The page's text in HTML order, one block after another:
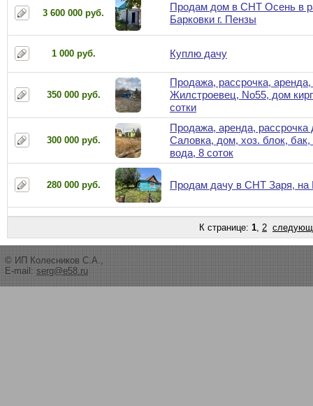
3 600 000 руб.
Продам дом в СНТ Осень в
Барковки г. Пензы
1 000 руб. Куплю дачу
350 000 руб.
Продажа, рассрочка, аренда,
Жилстроевец, No55, дом
сотки
300 000 руб.
Продажа, аренда, рассрочка
Саловка, дом, хоз. блок, бак,
вода, 8 соток
280 000 руб. Продам дачу в СНТ Заря, на
К странице: 1, 2
© ИП Колесников С.А.,
E-mail: serg@e58.ru